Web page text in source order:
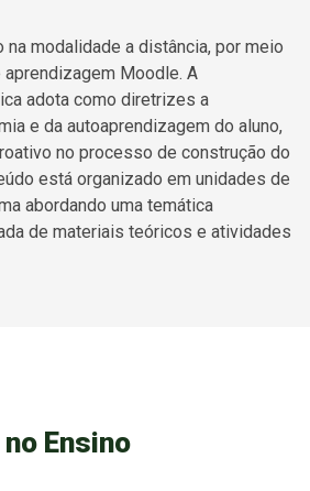
na modalidade a distância, por meio
Moodle. A
adota como diretrizes a
e da autoaprendizagem do aluno,
no processo de construção do
está organizado em unidades de
abordando uma temática
de materiais teóricos e atividades
Ensino